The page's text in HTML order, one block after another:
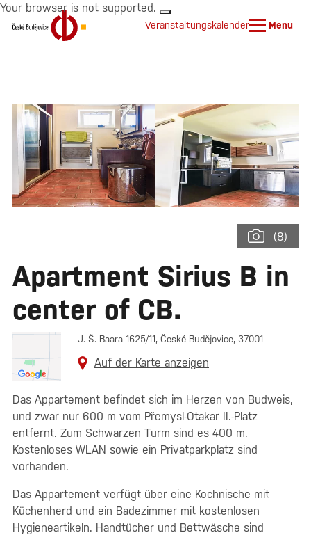
Your browser is not supported.
Veranstaltungskalender Menu
(8)
Apartment Sirius B in
center of CB.
J. Š. Baara 1625/11, České Budějovice, 37001
Auf der Karte anzeigen
Das Appartement befindet sich im Herzen von Budweis,
und zwar nur 600 m vom Přemysl-Otakar II.-Platz
entfernt. Zum Schwarzen Turm sind es 400 m.
Kostenloses WLAN sowie ein Privatparkplatz sind
vorhanden.
Das Appartement verfügt über eine Kochnische mit
Küchenherd und ein Badezimmer mit kostenlosen
Hygieneartikeln. Handtücher und Bettwäsche sind